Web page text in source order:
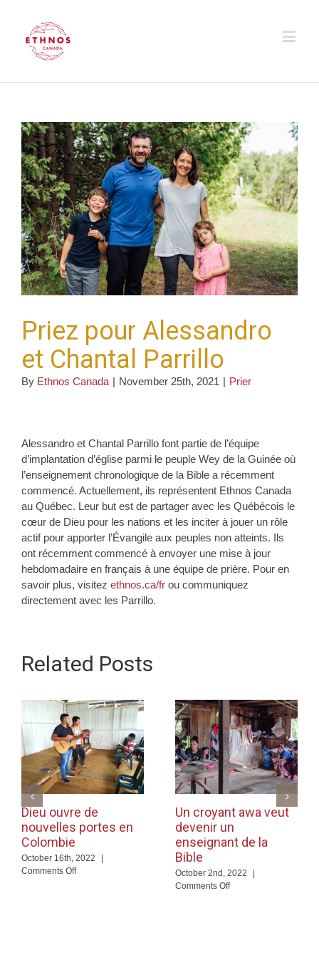
Priez pour Alessandro
et Chantal Parrillo
By Ethnos Canada | November 25th, 2021 | Prier
Alessandro et Chantal Parrillo font partie de l’équipe
d’implantation d’église parmi le peuple Wey de la Guinée où
l’enseignement chronologique de la Bible a récemment
commencé. Actuellement, ils représentent Ethnos Canada
au Québec. Leur but est de partager avec les Québécois le
cœur de Dieu pour les nations et les inciter à jouer un rôle
actif pour apporter l’Évangile aux peuples non atteints. Ils
ont récemment commencé à envoyer une mise à jour
hebdomadaire en français à une équipe de prière. Pour en
savoir plus, visitez ethnos.ca/fr ou communiquez
directement avec les Parrillo.
Related Posts
Dieu ouvre de
nouvelles portes en
Colombie
October 16th, 2022
Comments Offon
Un croyant awa veut
devenir un
enseignant de la
Bible
October 2nd, 2022
Comments Offon